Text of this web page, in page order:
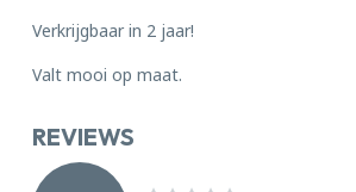
Verkrijgbaar in 2 jaar!
Valt mooi op maat.
REVIEWS